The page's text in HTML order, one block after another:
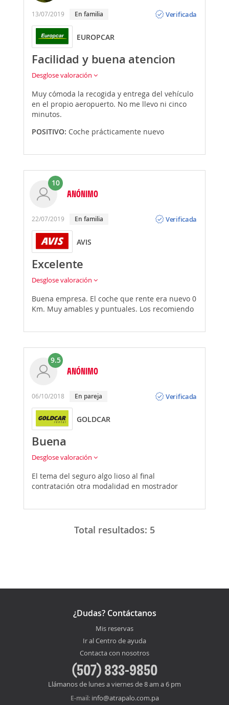
13/07/2019 En familia
Verificada
EUROPCAR
Facilidad y buena atencion
Desglose valoración
Muy cómoda la recogida y entrega del vehículo
en el propio aeropuerto. No me llevo ni cinco
minutos.
POSITIVO: Coche prácticamente nuevo
10
ANÓNIMO
22/07/2019 En familia
Verificada
AVIS
Excelente
Desglose valoración
Buena empresa. El coche que rente era nuevo 0
Km. Muy amables y puntuales. Los recomiendo
9.5
ANÓNIMO
06/10/2018 En pareja
Verificada
GOLDCAR
Buena
Desglose valoración
El tema del seguro algo lioso al final
contratación otra modalidad en mostrador
Total resultados: 5
¿Dudas? Contáctanos
Mis reservas
Ir al Centro de ayuda
Contacta con nosotros
(507) 833-9850
Llámanos de lunes a viernes de 8 am a 6 pm
E-mail: info@atrapalo.com.pa